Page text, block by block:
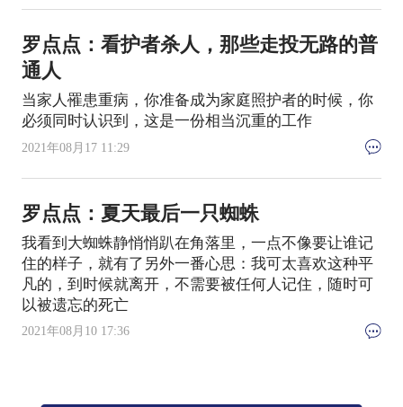
罗点点：看护者杀人，那些走投无路的普
通人
当家人罹患重病，你准备成为家庭照护者的时候，你
必须同时认识到，这是一份相当沉重的工作
2021年08月17 11:29
罗点点：夏天最后一只蜘蛛
我看到大蜘蛛静悄悄趴在角落里，一点不像要让谁记
住的样子，就有了另外一番心思：我可太喜欢这种平
凡的，到时候就离开，不需要被任何人记住，随时可
以被遗忘的死亡
2021年08月10 17:36